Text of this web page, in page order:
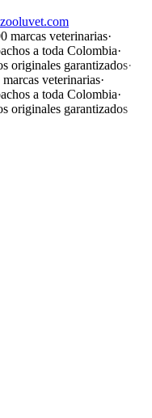
marcas veterinarias·
a toda Colombia·
originales garantizados·
veterinarias·
a toda Colombia·
originales garantizados